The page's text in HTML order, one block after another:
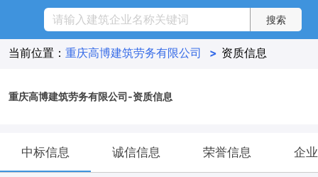
当前位置： 重庆高博建筑劳务有限公司 > 资质信息
重庆高博建筑劳务有限公司-资质信息
中标信息 诚信信息 荣誉信息 企